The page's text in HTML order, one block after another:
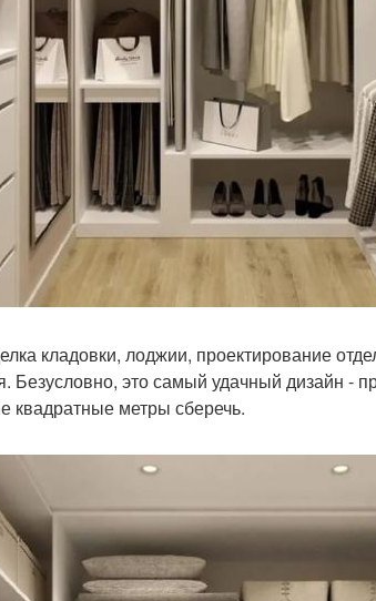
кладовки, лоджии, проектирование
Безусловно, это самый удачный дизайн -
квадратные метры сберечь.